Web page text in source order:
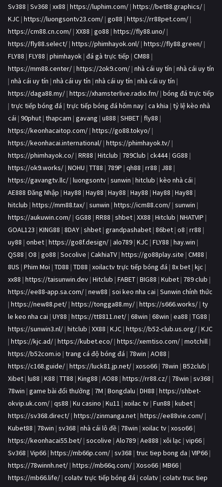
Sv388 | Sv368 | xx88 | https://luphim.com/ | https://bet88.graphics/ |
KJC | https://luongsontv23.com/ | go88 | https://rr88pet.com/ |
https://cm88.cn.com/ | XX88 | go88 | https://fly88.uno/ |
https://fly88.select/ | https://phimhayok.onl/ | https://fly88.green/ |
FLY88 | FLY88 | phimhayok | đá gà trực tiếp | CM88 |
https://mm88.center/ | https://2ok9.com/ | nhà cái uy tín | nhà cái uy tín
| nhà cái uy tín | nhà cái uy tín | nhà cái uy tín | nhà cái uy tín |
https://daga88.my/ | https://xhamsterlive.radio.fm/ | bóng đá trực tiếp
| trực tiếp bóng đá | trực tiếp bóng đá hôm nay | ca khia | tỷ lệ kèo nhà
cái | 90phut | thapcam | gavang | u888 | SHBET | fly88 |
https://keonhacaitop.com/ | https://go88.tokyo/ |
https://keonhacai.international/ | https://phimhayok.tv/ |
https://phimhayok.co/ | RR88 | Hitclub | 789Club | ck444| GG88 |
https://ok9.works/ | NOHU | TT88 | 789P | qh88 | rr88 | J88 |
https://gavangtv.llc/ | luongsontv | sunwin | hitclub | kèo nhà cái |
AE888 Đăng Nhập | Hay88 | Hay88 | Hay88 | Hay88 | Hay88 | Hay88 |
hitclub | https://mm88.tax/ | sunwin | https://icm88.com/ | sunwin |
https://aukuwin.com/ | GG88 | RR88 | shbet | XX88 | Hitclub | NHATVIP |
GOAL123 | KING88 | 8DAY | shbet | grandpashabet | 86bet | o8 | rr88 |
uy88 | onbet | https://go8f.design/ | alo789 | KJC | FLY88 | hay.win |
QS88 | O8 | go88 | Socolive | CakhiaTV | https://go88play.site | CM88 |
8US | Phim Moi | TD88 | TD88 | xoilactv trực tiếp bóng đá | 8x bet | kjc |
xx88 | https://taisunwin.dev | Hitclub | FABET | BIG88 | Kubet | 789 club |
https://ee88-app.sa.com/ | new88 | soi keo nha cai | Sunwin chính thức
| https://new88.pet/ | https://tongga88.my/ | https://s666.works/ | ty
le keo nha cai | UY88 | https://tt8811.net/ | 68win | 68win | ea88 | TG88 |
https://sunwin3.nl/ | hitclub | XX88 | KJC | https://b52-club.us.org/ | KJC
| https://kjc.ad/ | https://kubet.eco/ | https://xemtiso.com/ | motchill |
https://b52com.io | trang cá độ bóng đá | 78win | AO88 |
https://c168.guide/ | https://luck81.jp.net/ | xoso66 | 78win | B52club |
Xibet | lu88 | K88 | TT88 | King88 | AO88 | https://rr88.cz/ | 78win | sv368 |
78win | game bài đổi thưởng | 7M | Bongdalu | DH88 | https://shbet-
okvip.uk.com/ | qs88 | Ku casino | Ku11 | xoilac tv | Fun88 | kubet |
https://sv368.direct/ | https://zinmanga.net | https://ee88vie.com/ |
Kubet88 | 78win | sv368 | nhà cái lô đề | 78win | xoilac tv | xoso66 |
https://keonhacai55.bet/ | socolive | Alo789 | Ae888 | xôi lạc | vip66 |
Sv368 | Vip66 | https://mb66p.com/ | sv368 | truc tiep bong da | VIP66 |
https://78winnh.net/ | https://mb66q.com/ | Xoso66 | MB66 |
https://mb66.life/ | colatv trực tiếp bóng đá | colatv | colatv truc tiep